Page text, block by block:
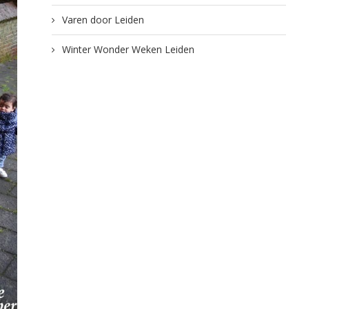
Varen door Leiden
Winter Wonder Weken Leiden